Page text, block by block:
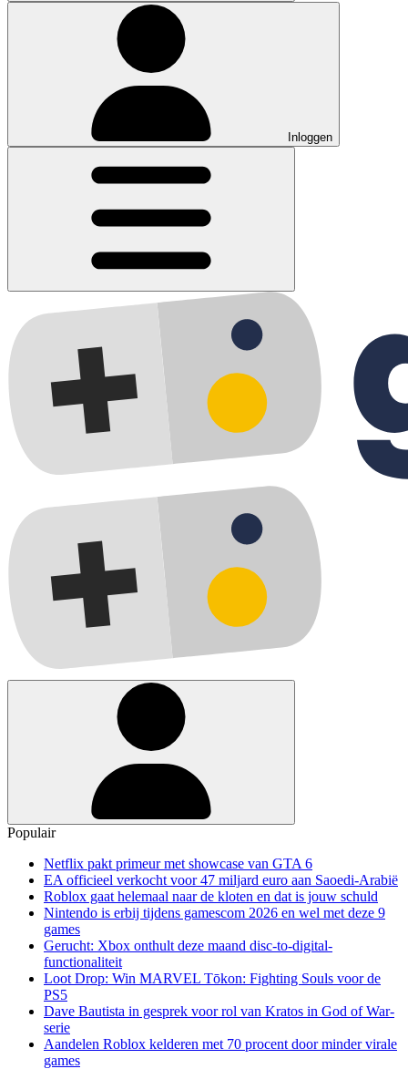
Inloggen
Populair
Netflix pakt primeur met showcase van GTA 6
EA officieel verkocht voor 47 miljard euro aan Saoedi-Arabië
Roblox gaat helemaal naar de kloten en dat is jouw schuld
Nintendo is erbij tijdens gamescom 2026 en wel met deze 9
games
Gerucht: Xbox onthult deze maand disc-to-digital-
functionaliteit
Loot Drop: Win MARVEL Tōkon: Fighting Souls voor de
PS5
Dave Bautista in gesprek voor rol van Kratos in God of War-
serie
Aandelen Roblox kelderen met 70 procent door minder virale
games